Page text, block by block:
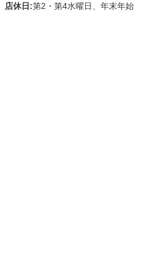
店休日:第2・第4水曜日、年末年始